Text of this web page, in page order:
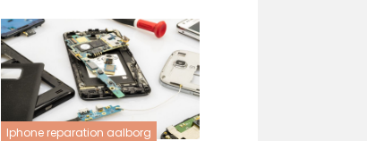
Iphone reparation aalborg